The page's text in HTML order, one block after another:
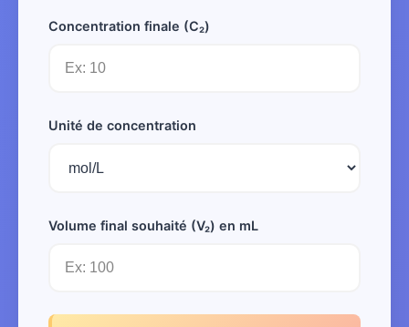
Concentration finale (C₂)
Unité de concentration
Volume final souhaité (V₂) en mL